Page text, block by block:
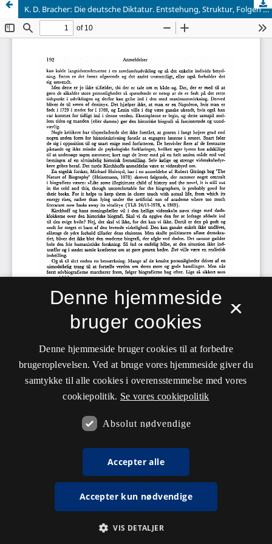
K. D. Bracher: Die deutsche Diktatur. Entstehung, Struktur, Folgen des Nationalsozialismus. Studienbibliothek. Kom, Kiepenheuer & Witsch 1976. 587 s.; DM 32. K. D. Bracher: Zeitgeschichtliche Kontroversen. Um Faschismus, Totalitarismus, Demokratie. München, R. Piper & Co. 1976. 159 s.; DM 12.
×
Denne hjemmeside
bruger cookies
Denne hjemmeside bruger cookies til at forbedre
brugeroplevelsen. Ved at bruge vores hjemmeside giver du
samtykke til alle cookies i overensstemmelse med vores
cookiepolitik. Se vores cookiepolitik
Absolut nødvendige
Accepter alle
Accepter kun nødvendige
VIS DETALJER